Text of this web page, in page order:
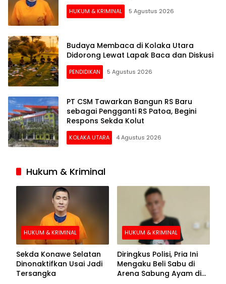
HUKUM & KRIMINAL 5 Agustus 2026
Budaya Membaca di Kolaka Utara
Didorong Lewat Lapak Baca dan Diskusi
PENDIDIKAN 5 Agustus 2026
PT CSM Tawarkan Bangun RS Baru
sebagai Pengganti RS Patoa, Begini
Respons Sekda Kolut
KOLAKA UTARA 4 Agustus 2026
Hukum & Kriminal
HUKUM & KRIMINAL
Sekda Konawe Selatan
Dinonaktifkan Usai Jadi
Tersangka
HUKUM & KRIMINAL
Diringkus Polisi, Pria Ini
Mengaku Beli Sabu di
Arena Sabung Ayam di